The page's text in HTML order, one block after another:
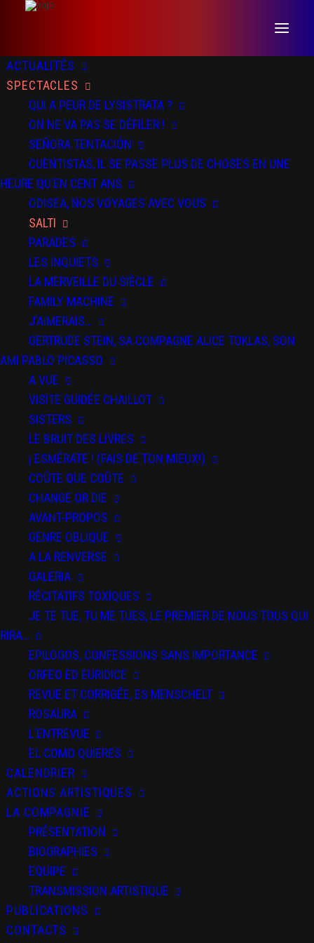
ACTUALITÉS
SPECTACLES
QUI A PEUR DE LYSISTRATA ?
ON NE VA PAS SE DÉFILER !
SEÑORA TENTACIÓN
CUENTISTAS, IL SE PASSE PLUS DE CHOSES EN UNE
HEURE QU’EN CENT ANS
ODISEA, NOS VOYAGES AVEC VOUS
SALTI
PARADES
LES INQUIETS
LA MERVEILLE DU SIÈCLE
FAMILY MACHINE
J’AIMERAIS…
GERTRUDE STEIN, SA COMPAGNE ALICE TOKLAS, SON
AMI PABLO PICASSO
A VUE
VISITE GUIDÉE CHAILLOT
SISTERS
LE BRUIT DES LIVRES
¡ ESMÉRATE ! (FAIS DE TON MIEUX!)
COÛTE QUE COÛTE
CHANGE OR DIE
AVANT-PROPOS
GENRE OBLIQUE
A LA RENVERSE
GALERIA
RÉCITATIFS TOXIQUES
JE TE TUE, TU ME TUES, LE PREMIER DE NOUS TOUS QUI
RIRA…
EPILOGOS, CONFESSIONS SANS IMPORTANCE
ORFEO ED EURIDICE
REVUE ET CORRIGÉE, ES MENSCHELT
ROSAURA
L’ENTREVUE
EL COMO QUIERES
CALENDRIER
ACTIONS ARTISTIQUES
LA COMPAGNIE
PRÉSENTATION
BIOGRAPHIES
EQUIPE
TRANSMISSION ARTISTIQUE
PUBLICATIONS
CONTACTS
DATES DOSSIER PRESSE TEASER
DU 13 AU 14 NOV 2025
Rencontres Chorégraphiques Internationales de Seine Saint-
Denis à Bondy et Pantin
DU 19 AU 22 NOV 2025
La Machinerie - Vénissieux
DU 07 JAN 2026AU 09 FÉV 2026
La Filature, Scène Nationale - Mulhouse
Festival Kidanse - L'Échangeur CDCN de Château-Thierry
DU 02 AU 03 AVR 2026
DU 09 AU 11 AVR 2026
Auditorium Jean-Pierre Miquel - Ville de Vincennes
DU 12 AU 13 AVR 2026
Centre des Bords de Marne - Le Perreux-sur-Marne